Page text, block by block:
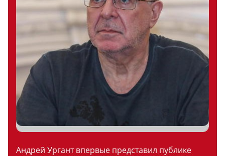
Андрей Ургант впервые представил публике